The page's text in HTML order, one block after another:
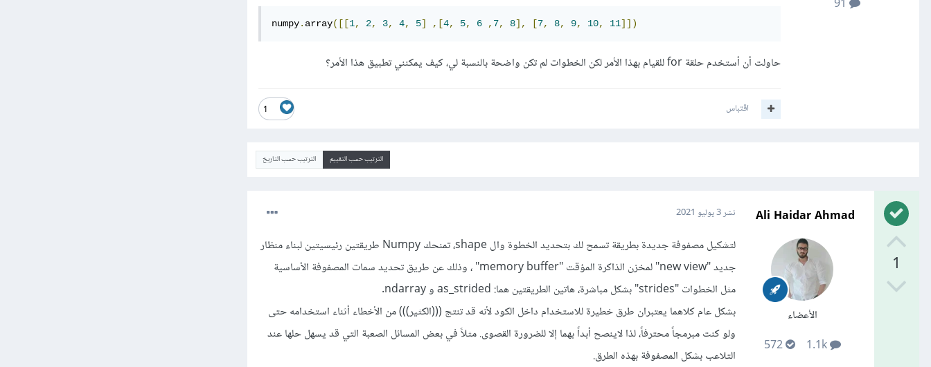
numpy. array([[1, 2, 3, 4, 5] ,[4, 5, 6 , 7, 8], [7, 8, 9, 10, 11]])
حاولت أن أستخدم حلقة for للقيام بهذا الأمر لكن الخطوات لم تكن واضحة بالنسبة لي، كيف يمكنني تطبيق هذا الأمر؟
1 اقتباس
الترتيب حسب التقييم الترتيب حسب التاريخ
1
Ali Haidar Ahmad
الأعضاء
1.1k
572
نشر3 يوليو 2021
لتشكيل مصفوفة جديدة بطريقة تسمح لك بتحديد الخطوة وال shape، تمنحك Numpy طريقتين رئيسيتين لبناء منظار
جديد "new view" لمخزن الذاكرة المؤقت "memory buffer" ، وذلك عن طريق تحديد سمات المصفوفة الأساسية
مثل الخطوات "strides" بشكل مباشرة، هاتين الطريقتين هما: as_strided و ndarray.
بشكل عام كلاهما يعتبران طرق خطيرة للاستخدام داخل الكود لأنه قد تنتج (((الكثير))) من الأخطاء أثناء استخدامه حتى
ولو كنت مبرمجاً محترفاً، لذا لاينصح أبداً بهما إلا للضرورة القصوى. مثلاً في بعض المسائل الصعبة التي قد يسهل حلها عند
التلاعب بشكل المصفوفة بهذه الطرق.